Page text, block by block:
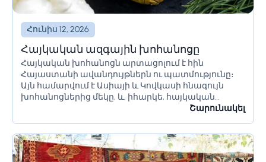
Հունիս 12, 2026
Հայկական ազգային խոհանոցը
Հայկական խոհանոցն արտացոլում է հին
Հայաստանի ավանդույթներն ու պատմությունը։
Այն համարվում է Ասիայի և Կովկասի հնագույն
խոհանոցներից մեկը, և, իհարկե, հայկական
խոհանոցում ամենագրավիչը օրգանական
համային...
Շարունակել